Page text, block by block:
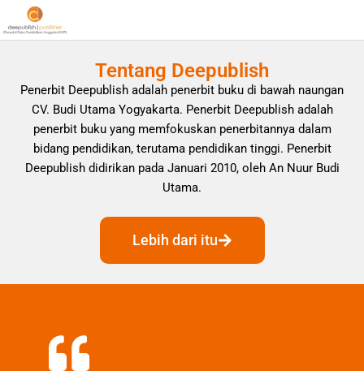
Tentang Deepublish
Penerbit Deepublish adalah penerbit buku di bawah naungan
CV. Budi Utama Yogyakarta. Penerbit Deepublish adalah
penerbit buku yang memfokuskan penerbitannya dalam
bidang pendidikan, terutama pendidikan tinggi. Penerbit
Deepublish didirikan pada Januari 2010, oleh An Nuur Budi
Utama.
Lebih dari itu